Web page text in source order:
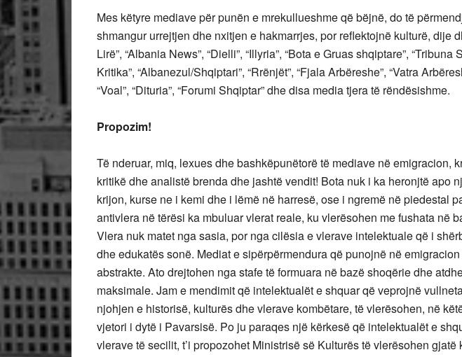
Mes këtyre mediave për punën e mrekullueshme që bëjnë, do të
shmangur urrejtjen dhe nxitjen e hakmarrjes, por reflektojnë kulturë, dije
Lirë”, “Albania News”, “Dielli”, “Illyria”, “Bota e Gruas shqiptare”, “Tribuna
Kritika”, “Albanezul/Shqiptari”, “Rrënjët”, “Fjala Arbëreshe”, “Vatra
“Voal”, “Dituria”, “Forumi Shqiptar” dhe disa media tjera të rëndësishme.
Propozim!
Të nderuar, miq, lexues dhe bashkëpunëtorë të mediave në emigracion,
kritikë dhe analistë brenda dhe jashtë vendit! Bota nuk i ka heronjtë apo
krijon, kurse ne i kemi dhe i lëmë në harresë, ose i ngremë në piedestal
antivlera në tërësi ka mbuluar vlerat reale, ku vlerësohen me fushata në
Vlera nuk matet nga sasia, por nga cilësia e vlerave intelektuale që i
dhe edukatës sonë. Mediat e sipërpërmendura që punojnë në
abstrakte. Ato drejtohen nga stafe të formuara në bazë shoqërie dhe
maksimale. Jam e mendimit që intelektualët e shquar që veprojnë
njohjen e historisë, kulturës dhe vlerave kombëtare, të vlerësohen, në
vjetori i dytë i Pavarsisë. Po ju paraqes një kërkesë që intelektualët e
vlerave të secilit, t’i propozohet Ministrisë së Kulturës të vlerësohen gjatë